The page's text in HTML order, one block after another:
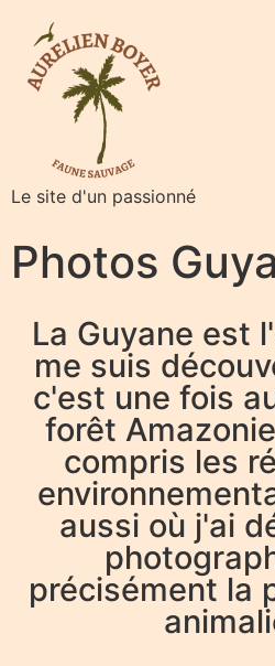
Le site d'un passionné
Photos
La Guyane est
me suis
c'est une fois
forêt
compris les
aussi où j'ai
précisément la